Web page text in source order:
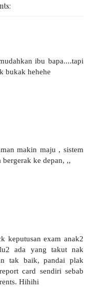
ibu bapa....tapi
bukak hehehe
makin maju , sistem
ke depan, ,,
keputusan exam anak2
ada yang takut nak
tak baik, pandai plak
card sendiri sebab
Hihihi